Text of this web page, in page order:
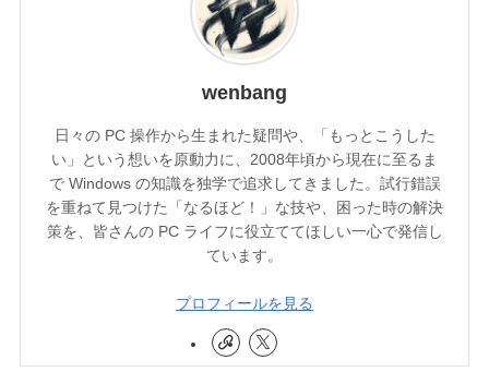
wenbang
日々の PC 操作から生まれた疑問や、「もっとこうした
い」という想いを原動力に、2008年頃から現在に至るま
で Windows の知識を独学で追求してきました。試行錯誤
を重ねて見つけた「なるほど！」な技や、困った時の解決
策を、皆さんの PC ライフに役立ててほしい一心で発信し
ています。
プロフィールを見る